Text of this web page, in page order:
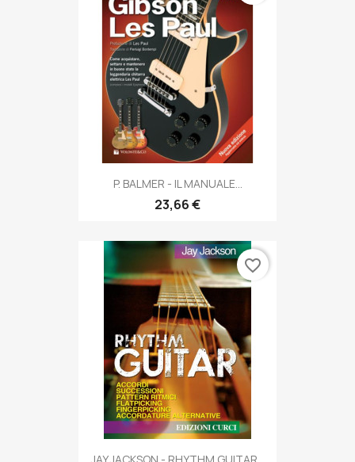
P. BALMER - IL MANUALE...
23,66 €
favorite_border